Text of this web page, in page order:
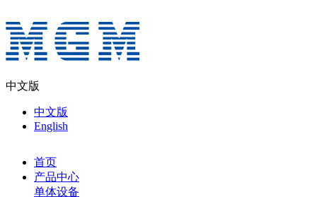
中文版
中文版
English
首页
产品中心
单体设备